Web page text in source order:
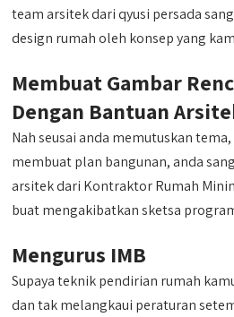
team arsitek dari qyusi persada
design rumah oleh konsep yang
Membuat Gambar
Dengan Bantuan
Nah seusai anda memutuskan
membuat plan bangunan, anda
arsitek dari Kontraktor Rumah
buat mengakibatkan sketsa
Mengurus IMB
Supaya teknik pendirian rumah
dan tak melangkaui peraturan